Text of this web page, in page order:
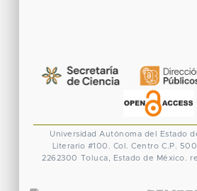
Universidad Autónoma del Estado
Literario #100. Col. Centro C.P.
2262300 Toluca, Estado de México.